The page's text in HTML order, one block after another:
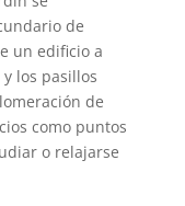
de
un edificio a
los pasillos
de
como puntos
o relajarse